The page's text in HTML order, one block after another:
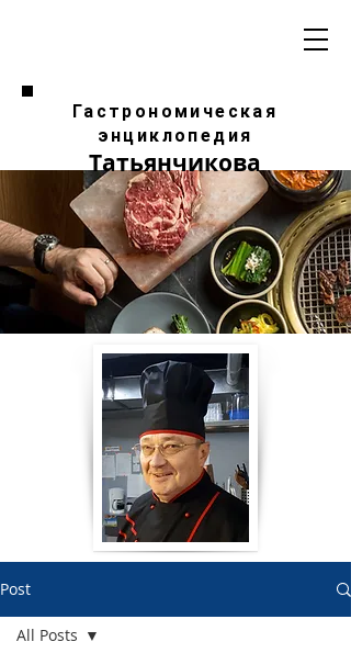
Гастрономическая
энциклопедия
Татьянчикова
Post
All Posts